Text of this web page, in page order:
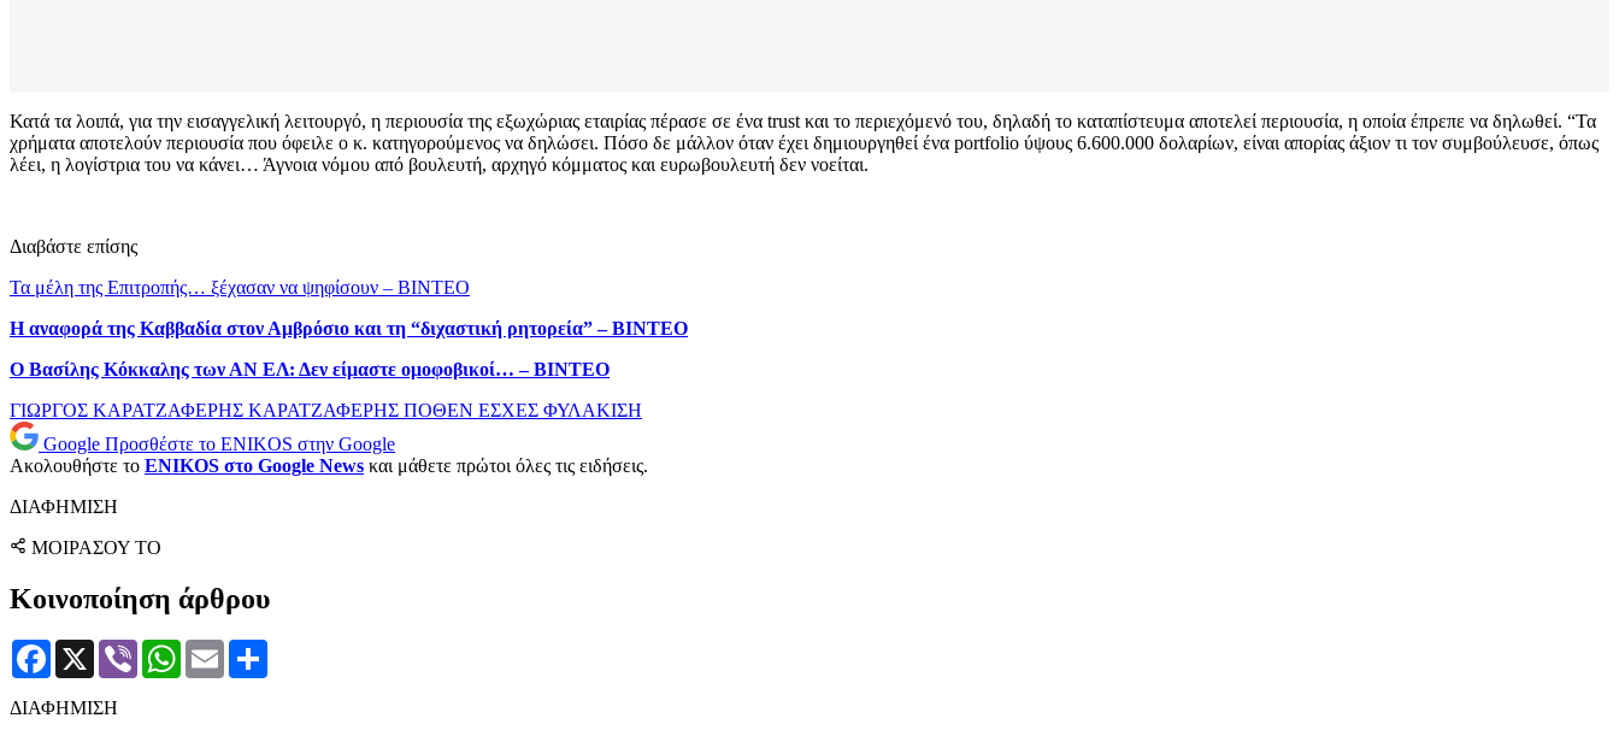
Κατά τα λοιπά, για την εισαγγελική λειτουργό, η περιουσία της εξωχώριας εταιρίας πέρασε σε ένα trust και το περιεχόμενό του, δηλαδή το καταπίστευμα αποτελεί περιουσία, η οποία έπρεπε να δηλωθεί. “Τα
χρήματα αποτελούν περιουσία που όφειλε ο κ. κατηγορούμενος να δηλώσει. Πόσο δε μάλλον όταν έχει δημιουργηθεί ένα portfolio ύψους 6.600.000 δολαρίων, είναι απορίας άξιον τι τον συμβούλευσε, όπως
λέει, η λογίστρια του να κάνει… Άγνοια νόμου από βουλευτή, αρχηγό κόμματος και ευρωβουλευτή δεν νοείται.
Διαβάστε επίσης
Τα μέλη της Επιτροπής… ξέχασαν να ψηφίσουν – ΒΙΝΤΕΟ
Η αναφορά της Καββαδία στον Αμβρόσιο και τη “διχαστική ρητορεία” – ΒΙΝΤΕΟ
Ο Βασίλης Κόκκαλης των ΑΝ ΕΛ: Δεν είμαστε ομοφοβικοί… – ΒΙΝΤΕΟ
ΓΙΩΡΓΟΣ ΚΑΡΑΤΖΑΦΕΡΗΣ ΚΑΡΑΤΖΑΦΕΡΗΣ ΠΟΘΕΝ ΕΣΧΕΣ ΦΥΛΑΚΙΣΗ
Google Προσθέστε το ENIKOS στην Google
Ακολουθήστε το ENIKOS στο Google News και μάθετε πρώτοι όλες τις ειδήσεις.
ΔΙΑΦΗΜΙΣΗ
ΜΟΙΡΑΣΟΥ ΤΟ
Κοινοποίηση άρθρου
Facebook
X Viber WhatsApp
Email
ΔΙΑΦΗΜΙΣΗ